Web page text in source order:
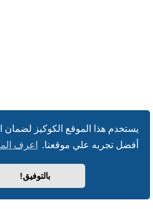
يستخدم هذا الموقع الكوكيز
أفضل تجربه علي موقعنا.
اعرف
بالتوفيق!